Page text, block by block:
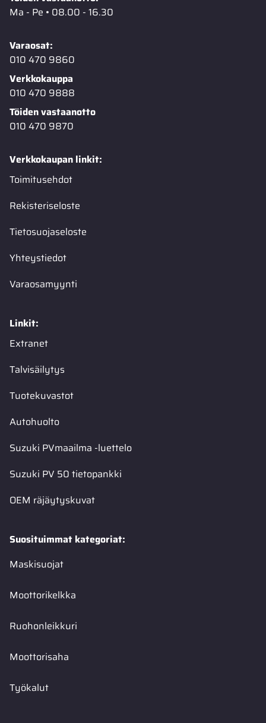
Ma - Pe • 08.00 - 16.30
Varaosat:
010 470 9860
Verkkokauppa
010 470 9888
Töiden vastaanotto
010 470 9870
Verkkokaupan linkit:
Toimitusehdot
Rekisteriseloste
Tietosuojaseloste
Yhteystiedot
Varaosamyynti
Linkit:
Extranet
Talvisäilytys
Tuotekuvastot
Autohuolto
Suzuki PVmaailma -luettelo
Suzuki PV 50 tietopankki
OEM räjäytyskuvat
Suosituimmat kategoriat:
Maskisuojat
Moottorikelkka
Ruohonleikkuri
Moottorisaha
Työkalut